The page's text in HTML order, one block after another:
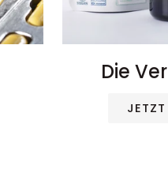
Die
JETZT